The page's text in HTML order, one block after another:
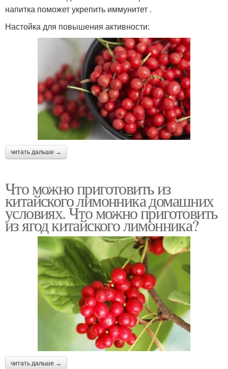
напитка поможет укрепить иммунитет .
Настойка для повышения активности:
читать дальше →
Что можно приготовить из
китайского лимонника домашних
условиях. Что можно приготовить
из ягод китайского лимонника?
читать дальше →